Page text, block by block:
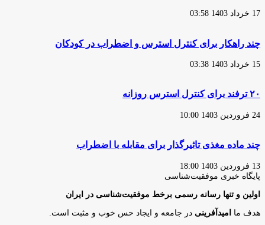
17 خرداد 1403 03:58
چند راهکار برای کنترل استرس و اضطراب در کودکان
15 خرداد 1403 03:38
۲۰ ترفند برای کنترل استرس روزانه
24 فروردین 1403 10:00
چند ماده مغذی تاثیرگذار برای مقابله با اضطراب
13 فروردین 1403 18:00
پایگاه‌ خبری موفقیت‌شناسی
اولین و تنها رسانه رسمی برخط موفقیت‌شناسی در ایران
هدف ما امیدآفرینی در جامعه و ایجاد حس خوب و مثبت است.